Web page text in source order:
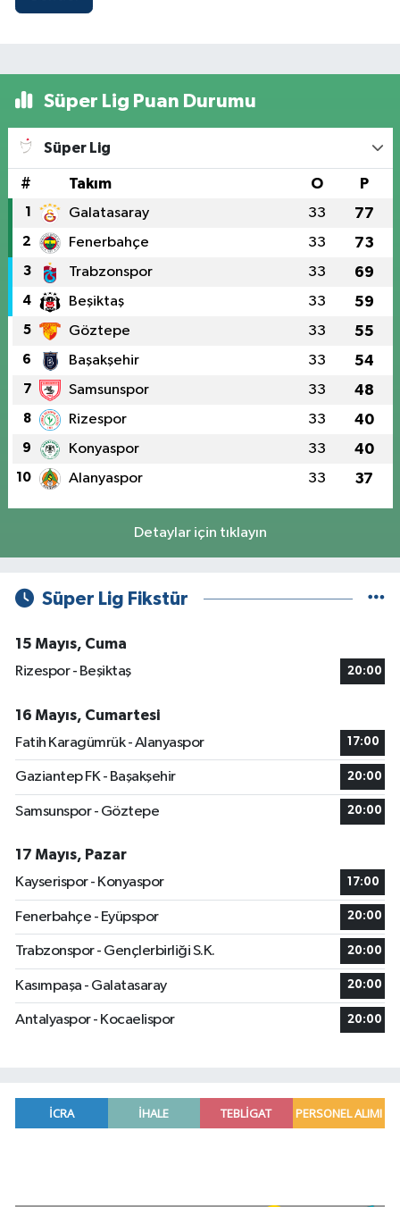
Süper Lig Puan Durumu
Süper Lig
# Takım O P
1 Galatasaray 33 77
2 Fenerbahçe 33 73
3 Trabzonspor 33 69
4 Beşiktaş 33 59
5 Göztepe 33 55
6 Başakşehir 33 54
7 Samsunspor 33 48
8 Rizespor 33 40
9 Konyaspor 33 40
10 Alanyaspor 33 37
Detaylar için tıklayın
Süper Lig Fikstür
15 Mayıs, Cuma
Rizespor - Beşiktaş
20:00
16 Mayıs, Cumartesi
Fatih Karagümrük - Alanyaspor
17:00
Gaziantep FK - Başakşehir 20:00
Samsunspor - Göztepe 20:00
17 Mayıs, Pazar
Kayserispor - Konyaspor
17:00
Fenerbahçe - Eyüpspor 20:00
Trabzonspor - Gençlerbirliği S.K. 20:00
Kasımpaşa - Galatasaray 20:00
Antalyaspor - Kocaelispor 20:00